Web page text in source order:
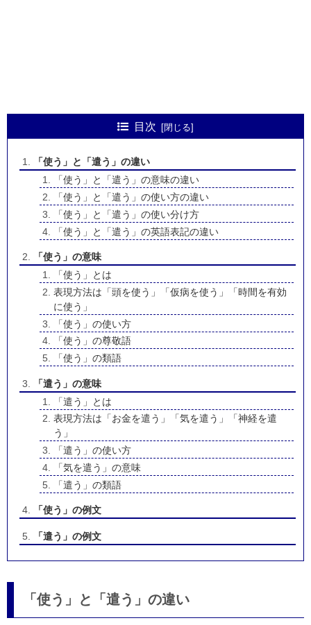
目次
「使う」と「遣う」の違い
「使う」と「遣う」の意味の違い
「使う」と「遣う」の使い方の違い
「使う」と「遣う」の使い分け方
「使う」と「遣う」の英語表記の違い
「使う」の意味
「使う」とは
表現方法は「頭を使う」「仮病を使う」「時間を有効
に使う」
「使う」の使い方
「使う」の尊敬語
「使う」の類語
「遣う」の意味
「遣う」とは
表現方法は「お金を遣う」「気を遣う」「神経を遣
う」
「遣う」の使い方
「気を遣う」の意味
「遣う」の類語
「使う」の例文
「遣う」の例文
「使う」と「遣う」の違い